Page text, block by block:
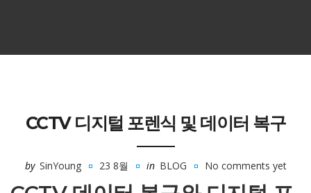
CCTV 디지털 포렌식 및 데이터 복구
by SinYoung 23 8월 in BLOG No comments yet